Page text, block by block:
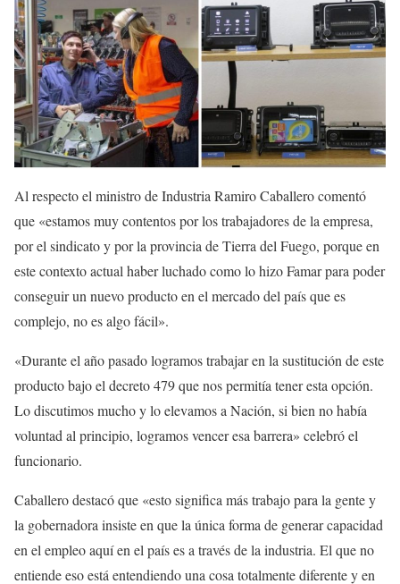
Al respecto el ministro de Industria Ramiro Caballero comentó
que «estamos muy contentos por los trabajadores de la empresa,
por el sindicato y por la provincia de Tierra del Fuego, porque en
este contexto actual haber luchado como lo hizo Famar para poder
conseguir un nuevo producto en el mercado del país que es
complejo, no es algo fácil».
«Durante el año pasado logramos trabajar en la sustitución de este
producto bajo el decreto 479 que nos permitía tener esta opción.
Lo discutimos mucho y lo elevamos a Nación, si bien no había
voluntad al principio, logramos vencer esa barrera» celebró el
funcionario.
Caballero destacó que «esto significa más trabajo para la gente y
la gobernadora insiste en que la única forma de generar capacidad
en el empleo aquí en el país es a través de la industria. El que no
entiende eso está entendiendo una cosa totalmente diferente y en